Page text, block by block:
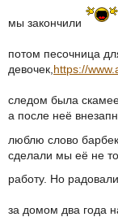
мы закончили
потом песочница
девочек, https://
следом была
а после неё
люблю слово
сделали мы её не
работу. Но
за домом два года